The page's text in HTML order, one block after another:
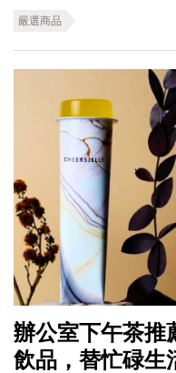
嚴選商品
辦公室下午茶推
飲品，替忙碌生